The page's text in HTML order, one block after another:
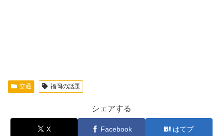
交通 福岡の話題
シェアする
X Facebook はてブ